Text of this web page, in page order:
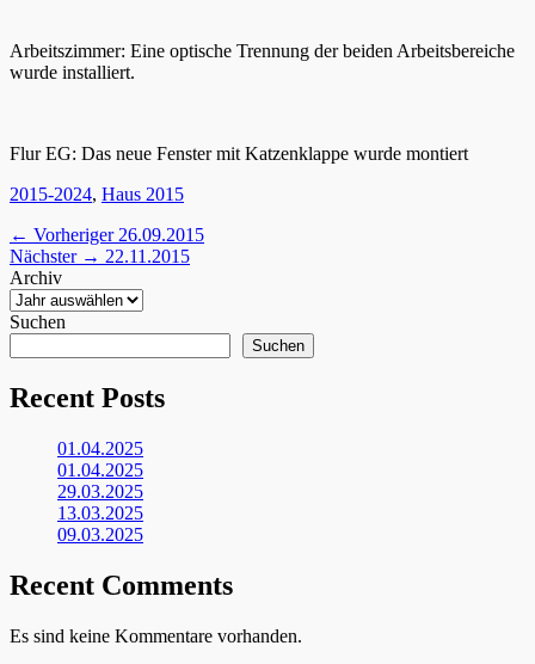
Arbeitszimmer: Eine optische Trennung der beiden Arbeitsbereiche
wurde installiert.
Flur EG: Das neue Fenster mit Katzenklappe wurde montiert
Kategorien
2015-2024, Haus 2015
Beitragsnavigation
← Vorheriger Vorheriger
Beitrag:
26.09.2015
Nächster → Nächster
22.11.2015
Archiv
Suchen
Suchen
Recent Posts
01.04.2025
01.04.2025
29.03.2025
13.03.2025
09.03.2025
Recent Comments
Es sind keine Kommentare vorhanden.